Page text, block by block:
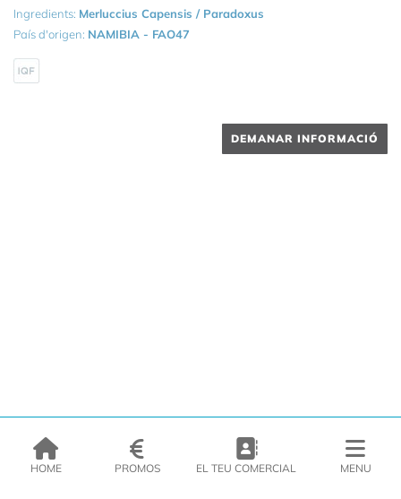
Ingredients: Merluccius Capensis / Paradoxus
País d'origen: NAMIBIA - FAO47
DEMANAR INFORMACIÓ
HOME PROMOS EL TEU COMERCIAL MENU